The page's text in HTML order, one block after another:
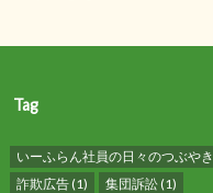
Tag
いーふらん社員の日々のつぶやき
詐欺広告(1) 集団訴訟(1)